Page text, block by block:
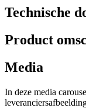
Technische
Product
Media
In deze media